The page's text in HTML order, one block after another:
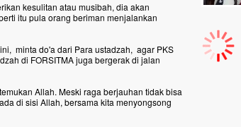
kesulitan atau musibah, dia akan
itu pula orang beriman menjalankan
minta do'a dari Para ustadzah, agar PKS
di FORSITMA juga bergerak di jalan
Allah. Meski raga berjauhan tidak bisa
di sisi Allah, bersama kita menyongsong